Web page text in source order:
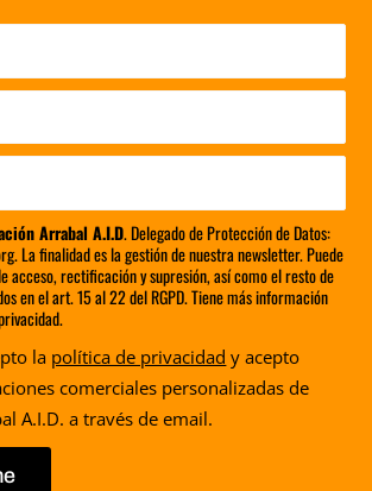
Arrabal A.I.D. Delegado de Protección de Datos:
La finalidad es la gestión de nuestra newsletter. Puede
acceso, rectificación y supresión, así como el resto de
en el art. 15 al 22 del RGPD. Tiene más información
la política de privacidad y acepto
comerciales personalizadas de
A.I.D. a través de email.